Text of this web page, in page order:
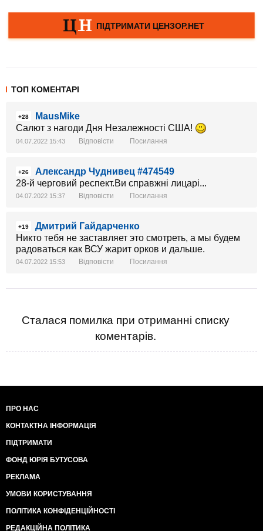
ТОП КОМЕНТАРІ
+28
MausMike
Салют з нагоди Дня Незалежності США!
04.07.2022 15:43 Відповісти Посилання
+26
Александр Чуднивец #474549
28-й черговий респект.Ви справжні лицарі...
04.07.2022 15:37 Відповісти Посилання
+19
Дмитрий Гайдарченко
Никто тебя не заставляет это смотреть, а мы будем
радоваться как ВСУ жарит орков и дальше.
04.07.2022 15:53 Відповісти Посилання
Сталася помилка при отриманні списку
коментарів.
ПРО НАС
КОНТАКТНА ІНФОРМАЦІЯ
ПІДТРИМАТИ
ФОНД ЮРІЯ БУТУСОВА
РЕКЛАМА
УМОВИ КОРИСТУВАННЯ
ПОЛІТИКА КОНФІДЕНЦІЙНОСТІ
РЕДАКЦІЙНА ПОЛІТИКА